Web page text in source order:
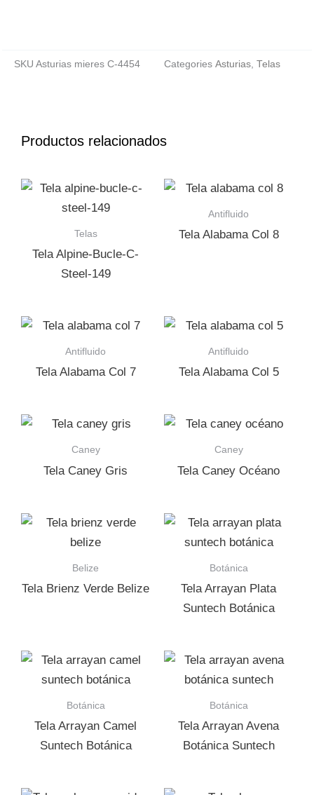
SKU Asturias mieres C-4454 Categories Asturias, Telas
Productos relacionados
Telas
Tela Alpine-Bucle-C-
Steel-149
Antifluido
Tela Alabama Col 8
Antifluido
Tela Alabama Col 7
Antifluido
Tela Alabama Col 5
Caney
Tela Caney Gris
Caney
Tela Caney Océano
Belize
Tela Brienz Verde Belize
Botánica
Tela Arrayan Plata
Suntech Botánica
Botánica
Tela Arrayan Camel
Suntech Botánica
Botánica
Tela Arrayan Avena
Botánica Suntech